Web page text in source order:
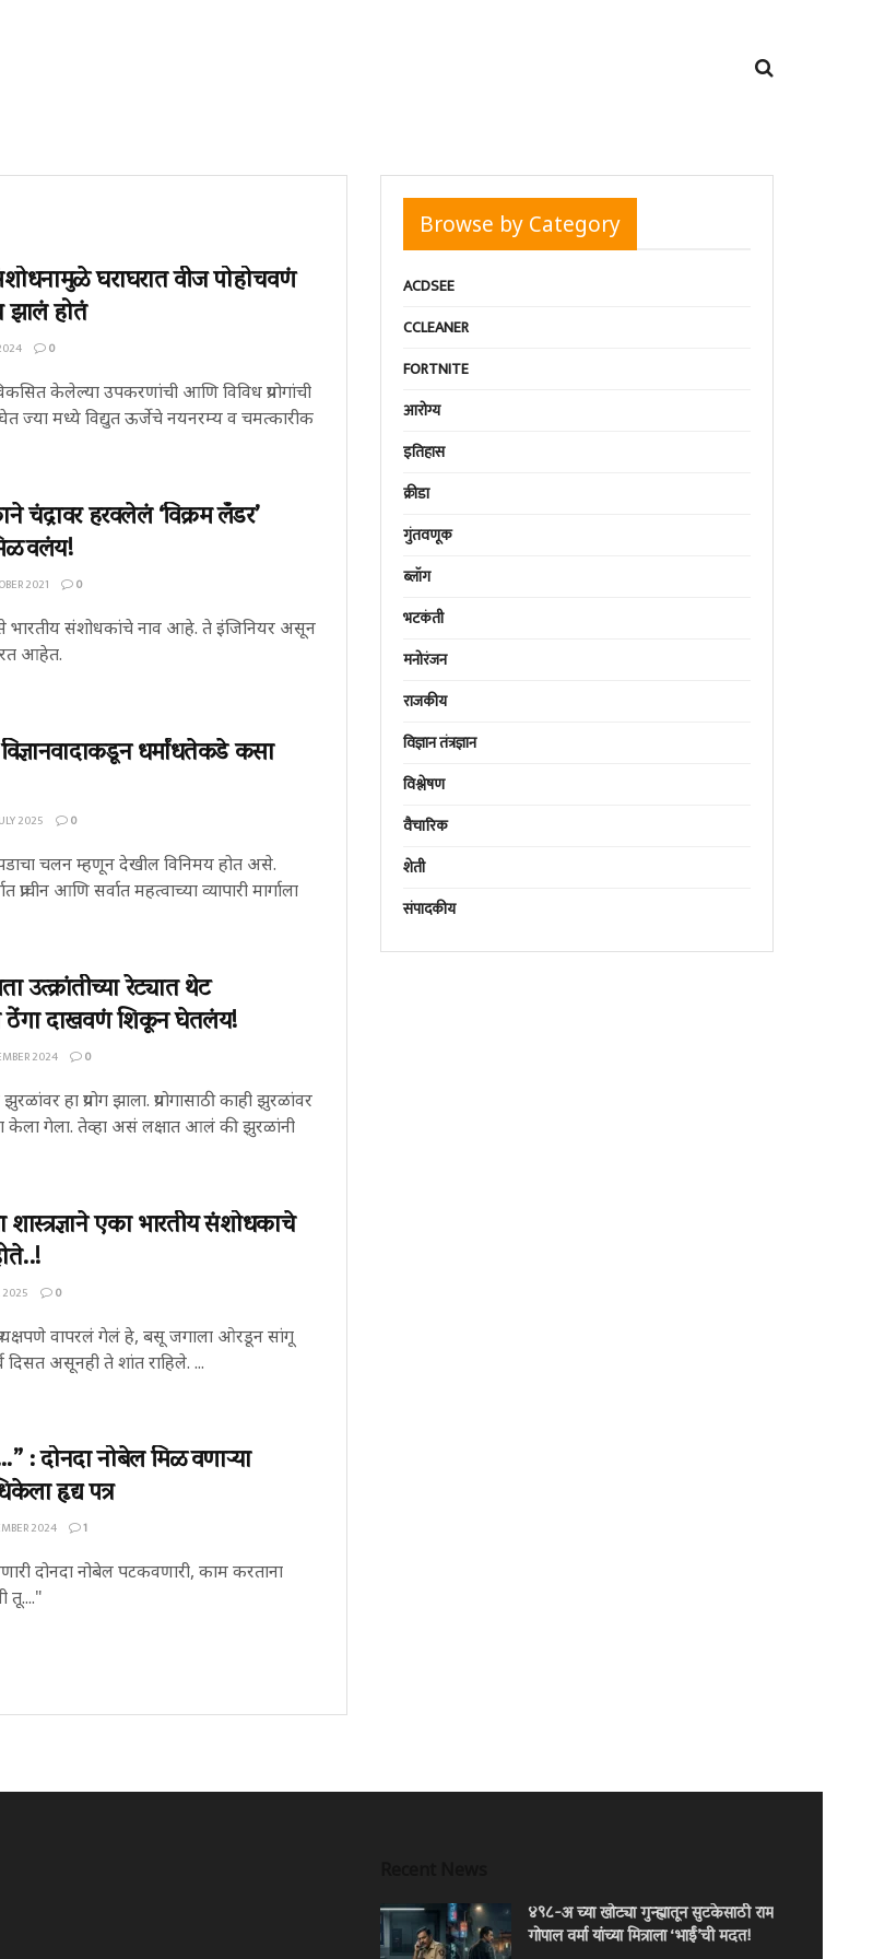
संशोधनामुळे घराघरात वीज पोहोचवणं
होतं
0
केलेल्या उपकरणांची आणि विविध प्रयोगांची
घेत ज्या मध्ये विद्युत ऊर्जेचे नयनरम्य व चमत्कारीक
चंद्रावर हरवलेलं ‘विक्रम लँडर’
2021 0
भारतीय संशोधकांचे नाव आहे. ते इंजिनियर असून
आहेत.
धर्मांधतेकडे कसा
2025 0
चलन म्हणून देखील विनिमय होत असे.
आणि सर्वात महत्वाच्या व्यापारी मार्गाला
उत्क्रांतीच्या रेट्यात थेट
ठेंगा दाखवणं शिकून घेतलंय!
2024 0
हा प्रयोग झाला. प्रयोगासाठी काही झुरळांवर
केला गेला. तेव्हा असं लक्षात आलं की झुरळांनी
शास्त्रज्ञाने एका भारतीय संशोधकाचे
2025 0
वापरलं गेलं हे, बसू जगाला ओरडून सांगू
असूनही ते शांत राहिले. ...
: दोनदा नोबेल मिळवणाऱ्या
हृद्य पत्र
2024 1
दोनदा नोबेल पटकवणारी, काम करताना
तू...."
Browse by Category
ACDSEE
CCLEANER
FORTNITE
आरोग्य
इतिहास
क्रीडा
गुंतवणूक
ब्लॉग
भटकंती
मनोरंजन
राजकीय
विज्ञान तंत्रज्ञान
विश्लेषण
वैचारिक
शेती
संपादकीय
४९८-अ च्या खोट्या गुन्ह्यातून सुटकेसाठी राम
गोपाल वर्मा यांच्या मित्राला ‘भाईं’ची मदत!